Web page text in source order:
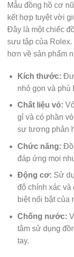
Mẫu đồng hồ cơ
kết hợp tuyệt vời
Đây là một chiếc
sưu tập của
hơn về sản phẩm
Kích thước:
nhỏ gọn và phù
Chất liệu vỏ:
gỉ và có phần
sự tương phản
Chức năng:
đáp ứng mọi
Động cơ: Sử
độ chính xác và
biệt nổi bật của
Chống nước:
tâm sử dụng
tay.